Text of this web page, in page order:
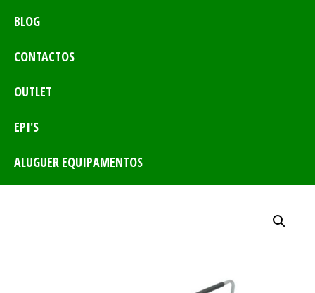
BLOG
CONTACTOS
OUTLET
EPI'S
ALUGUER EQUIPAMENTOS